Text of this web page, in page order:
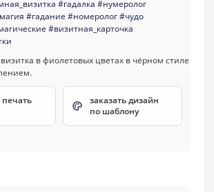
#гадалка #нумеролог
#гадание #номеролог#чудо
#визитная_карточка
печать
заказать дизайн
по шаблону